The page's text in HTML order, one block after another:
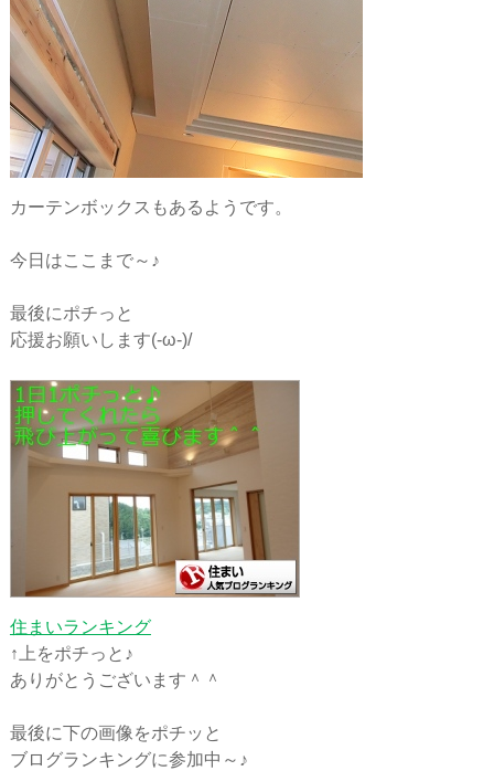
カーテンボックスもあるようです。
今日はここまで～♪
最後にポチっと
応援お願いします(-ω-)/
住まいランキング
↑上をポチっと♪
ありがとうございます＾＾
最後に下の画像をポチッと
ブログランキングに参加中～♪